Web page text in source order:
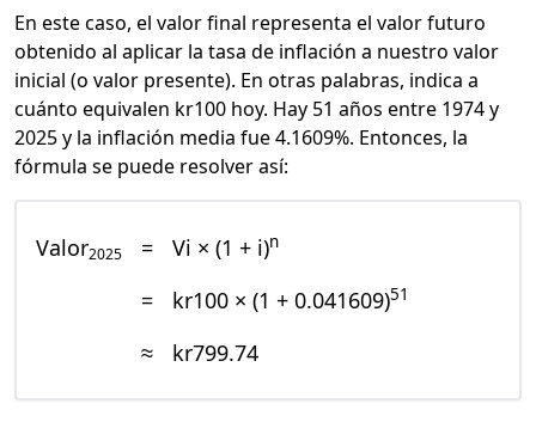
En este caso, el valor final representa el valor futuro
obtenido al aplicar la tasa de inflación a nuestro valor
inicial (o valor presente). En otras palabras, indica a
cuánto equivalen kr100 hoy. Hay 51 años entre 1974 y
2025 y la inflación media fue 4.1609%. Entonces, la
fórmula se puede resolver así:
Valor2025 = Vi × (1 + i)n
= kr100 × (1 + 0.041609)51
≈ kr799.74